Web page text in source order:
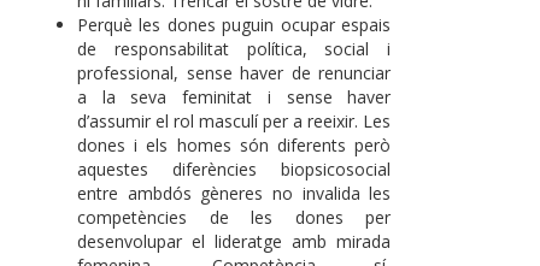
Perquè les dones puguin ocupar espais
de responsabilitat política, social i
professional, sense haver de renunciar
a la seva feminitat i sense haver
d’assumir el rol masculí per a reeixir. Les
dones i els homes són diferents però
aquestes diferències biopsicosocial
entre ambdós gèneres no invalida les
competències de les dones per
desenvolupar el lideratge amb mirada